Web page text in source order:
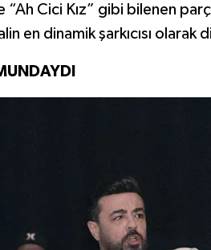
“Ah Cici Kız” gibi bilenen
en dinamik şarkıcısı olarak